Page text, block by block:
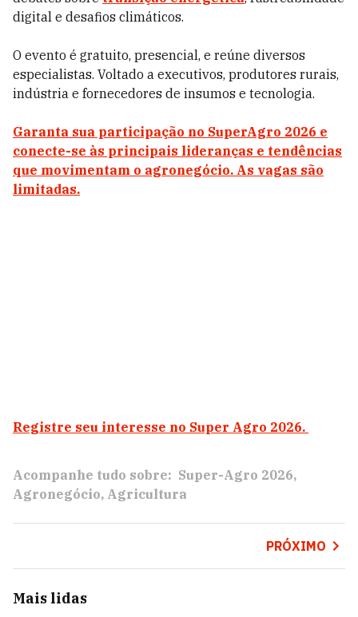
digital e desafios climáticos.
O evento é gratuito, presencial, e reúne diversos
especialistas. Voltado a executivos, produtores rurais,
indústria e fornecedores de insumos e tecnologia.
Garanta sua participação no SuperAgro 2026 e
conecte-se às principais lideranças e tendências
que movimentam o agronegócio. As vagas são
limitadas.
Registre seu interesse no Super Agro 2026.
Acompanhe tudo sobre: Super-Agro 2026
Agronegócio Agricultura
PRÓXIMO
Mais lidas